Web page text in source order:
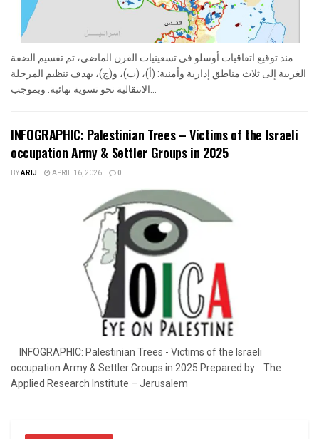
منذ توقيع اتفاقيات أوسلو في تسعينيات القرن الماضي، تم تقسيم الضفة
الغربية إلى ثلاث مناطق إدارية وأمنية: (أ)، (ب)، و(ج)، بهدف تنظيم المرحلة
INFOGRAPHIC: Palestinian Trees – Victims of the Israeli
occupation Army & Settler Groups in 2025
BYARIJ APRIL 16, 2026 0
INFOGRAPHIC: Palestinian Trees - Victims of the Israeli
occupation Army & Settler Groups in 2025 Prepared by: The
Applied Research Institute – Jerusalem